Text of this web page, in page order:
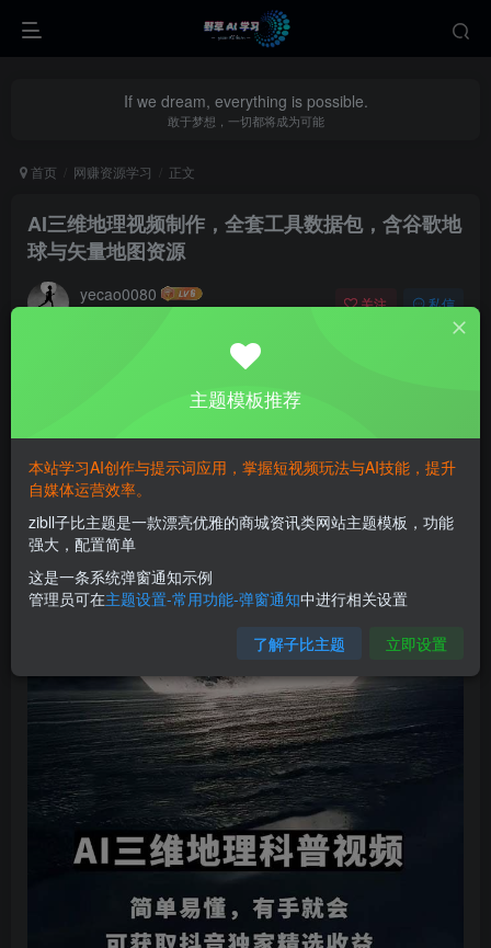
If we dream, everything is possible.
敢于梦想，一切都将成为可能
首页 网赚资源学习 正文
AI三维地理视频制作，全套工具数据包，含谷歌地
球与矢量地图资源
yecao0080 关注 私信
制作全套工具，包含谷歌地球软件、录屏工具、修图软件等
格式)、AE工程模板、3D模型素材，以及国内地理文案创作
模板，帮助用户快速制作可在抖音获取收益的科普视频。
主题模板推荐
本站学习AI创作与提示词应用，掌握短视频玩法与AI技能，提升
自媒体运营效率。
zibll子比主题是一款漂亮优雅的商城资讯类网站主题模板，功能
强大，配置简单
这是一条系统弹窗通知示例
管理员可在主题设置-常用功能-弹窗通知中进行相关设置
了解子比主题 立即设置